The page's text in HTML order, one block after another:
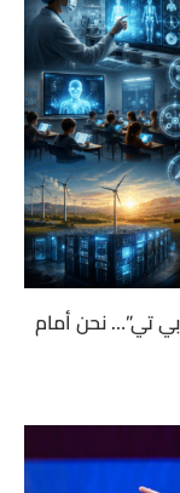
تي”… نحن أمام